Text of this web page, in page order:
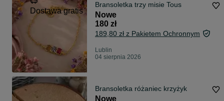
Dostawa gratis
Bransoletka trzy misie Tous
Nowe
180 zł
189,80 zł z Pakietem Ochronnym
Lublin
04 sierpnia 2026
Bransoletka różaniec krzyżyk
Nowe